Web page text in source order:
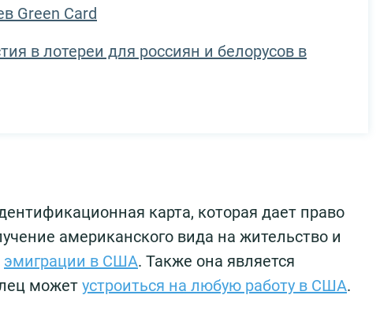
Green Card
в лотереи для россиян и белорусов в
карта, которая дает право
американского вида на жительство и
эмиграции в США. Также она является
может устроиться на любую работу в США.